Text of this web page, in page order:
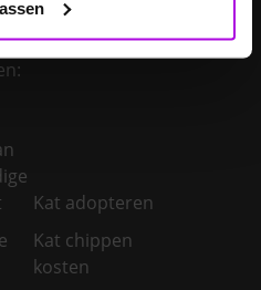
Kanker bij honden
Kat adopteren
Kat chippen
kosten